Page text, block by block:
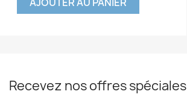
Recevez nos offres spéciales